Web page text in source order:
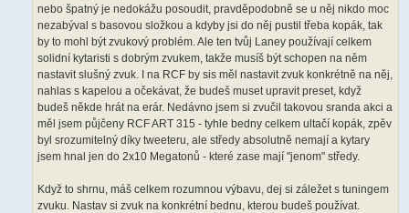
nebo špatný je nedokážu posoudit, pravděpodobně se u něj nikdo moc
nezabýval s basovou složkou a kdyby jsi do něj pustil třeba kopák, tak
by to mohl být zvukový problém. Ale ten tvůj Laney používají celkem
solidní kytaristi s dobrým zvukem, takže musíš být schopen na něm
nastavit slušný zvuk. I na RCF by sis měl nastavit zvuk konkrétně na něj,
nahlas s kapelou a očekávat, že budeš muset upravit preset, když
budeš někde hrát na erár. Nedávno jsem si zvučil takovou sranda akci a
měl jsem půjčeny RCF ART 315 - tyhle bedny celkem ultačí kopák, zpěv
byl srozumitelný díky tweeteru, ale středy absolutně nemají a kytary
jsem hnal jen do 2x10 Megatonů - které zase mají "jenom" středy.
Když to shrnu, máš celkem rozumnou výbavu, dej si záležet s tuningem
zvuku. Nastav si zvuk na konkrétní bednu, kterou budeš používat.